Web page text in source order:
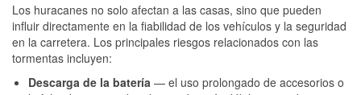
Los huracanes no solo afectan a las casas, sino que pueden
influir directamente en la fiabilidad de los vehículos y la seguridad
en la carretera. Los principales riesgos relacionados con las
tormentas incluyen:
Descarga de la batería — el uso prolongado de accesorios o